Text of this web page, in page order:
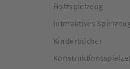
Holzspielzeug
Interaktives
Kinderbücher